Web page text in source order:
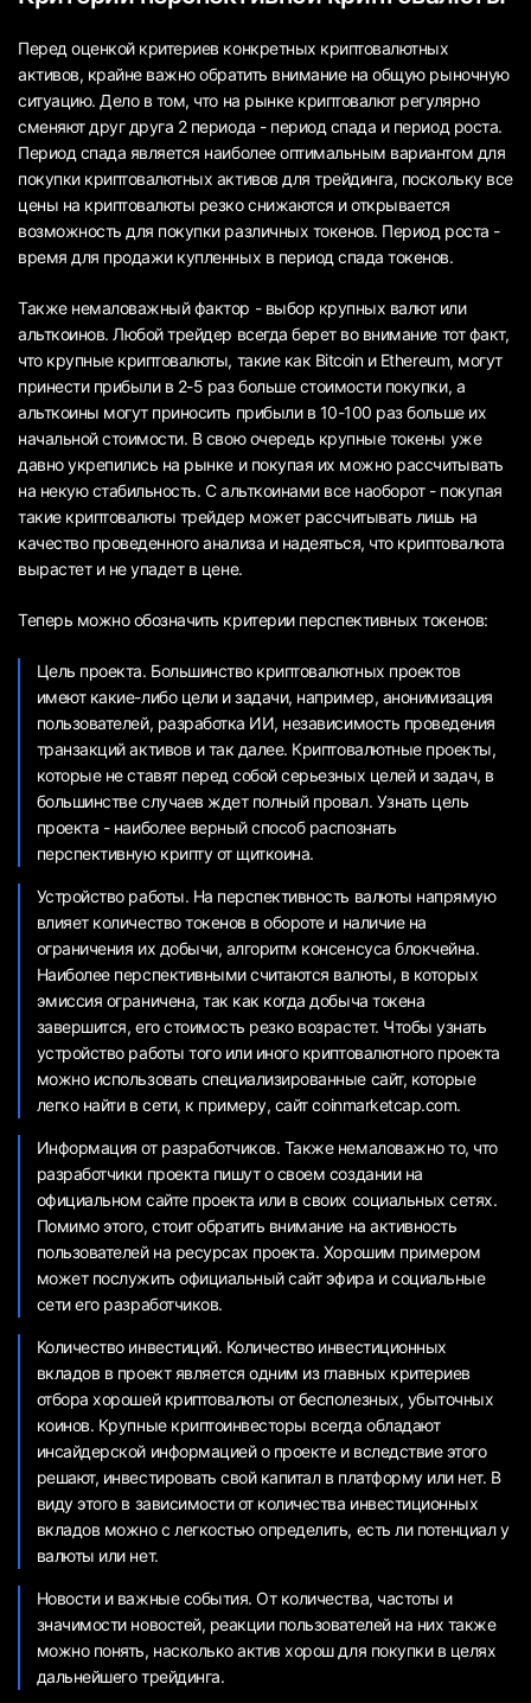
Перед оценкой критериев конкретных криптовалютных
активов, крайне важно обратить внимание на общую рыночную
ситуацию. Дело в том, что на рынке криптовалют регулярно
сменяют друг друга 2 периода - период спада и период роста.
Период спада является наиболее оптимальным вариантом для
покупки криптовалютных активов для трейдинга, поскольку все
цены на криптовалюты резко снижаются и открывается
возможность для покупки различных токенов. Период роста -
время для продажи купленных в период спада токенов.
Также немаловажный фактор - выбор крупных валют или
альткоинов. Любой трейдер всегда берет во внимание тот факт,
что крупные криптовалюты, такие как Bitcoin и Ethereum, могут
принести прибыли в 2-5 раз больше стоимости покупки, а
альткоины могут приносить прибыли в 10-100 раз больше их
начальной стоимости. В свою очередь крупные токены уже
давно укрепились на рынке и покупая их можно рассчитывать
на некую стабильность. С альткоинами все наоборот - покупая
такие криптовалюты трейдер может рассчитывать лишь на
качество проведенного анализа и надеяться, что криптовалюта
вырастет и не упадет в цене.
Теперь можно обозначить критерии перспективных токенов:
Цель проекта. Большинство криптовалютных проектов
имеют какие-либо цели и задачи, например, анонимизация
пользователей, разработка ИИ, независимость проведения
транзакций активов и так далее. Криптовалютные проекты,
которые не ставят перед собой серьезных целей и задач, в
большинстве случаев ждет полный провал. Узнать цель
проекта - наиболее верный способ распознать
перспективную крипту от щиткоина.
Устройство работы. На перспективность валюты напрямую
влияет количество токенов в обороте и наличие на
ограничения их добычи, алгоритм консенсуса блокчейна.
Наиболее перспективными считаются валюты, в которых
эмиссия ограничена, так как когда добыча токена
завершится, его стоимость резко возрастет. Чтобы узнать
устройство работы того или иного криптовалютного проекта
можно использовать специализированные сайт, которые
легко найти в сети, к примеру, сайт coinmarketcap.com.
Информация от разработчиков. Также немаловажно то, что
разработчики проекта пишут о своем создании на
официальном сайте проекта или в своих социальных сетях.
Помимо этого, стоит обратить внимание на активность
пользователей на ресурсах проекта. Хорошим примером
может послужить официальный сайт эфира и социальные
сети его разработчиков.
Количество инвестиций. Количество инвестиционных
вкладов в проект является одним из главных критериев
отбора хорошей криптовалюты от бесполезных, убыточных
коинов. Крупные криптоинвесторы всегда обладают
инсайдерской информацией о проекте и вследствие этого
решают, инвестировать свой капитал в платформу или нет. В
виду этого в зависимости от количества инвестиционных
вкладов можно с легкостью определить, есть ли потенциал у
валюты или нет.
Новости и важные события. От количества, частоты и
значимости новостей, реакции пользователей на них также
можно понять, насколько актив хорош для покупки в целях
дальнейшего трейдинга.